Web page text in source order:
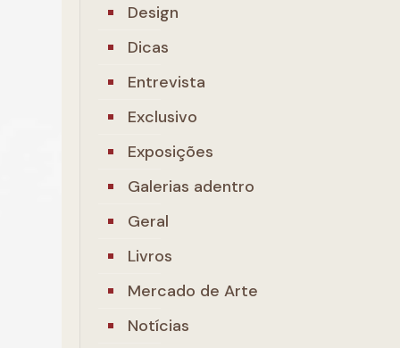
Design
Dicas
Entrevista
Exclusivo
Exposições
Galerias adentro
Geral
Livros
Mercado de Arte
Notícias